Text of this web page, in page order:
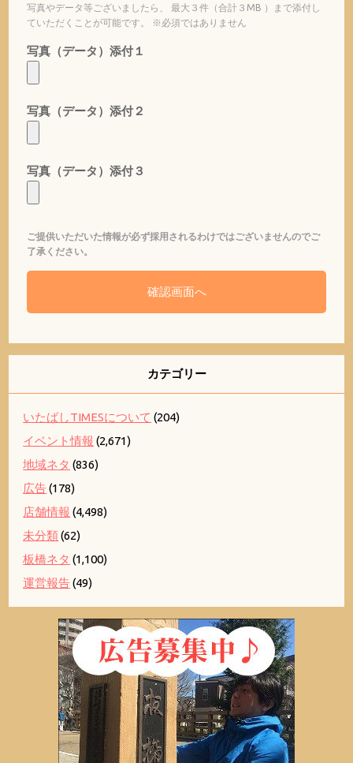
写真やデータ等ございましたら、 最大３件（合計３MB ）まで添付し
ていただくことが可能です。 ※必須ではありません
写真（データ）添付１
写真（データ）添付２
写真（データ）添付３
ご提供いただいた情報が必ず採用されるわけではございませんのでご
了承ください。
カテゴリー
いたばしTIMESについて (204)
イベント情報 (2,671)
地域ネタ (836)
広告(178)
店舗情報 (4,498)
未分類(62)
板橋ネタ (1,100)
運営報告(49)